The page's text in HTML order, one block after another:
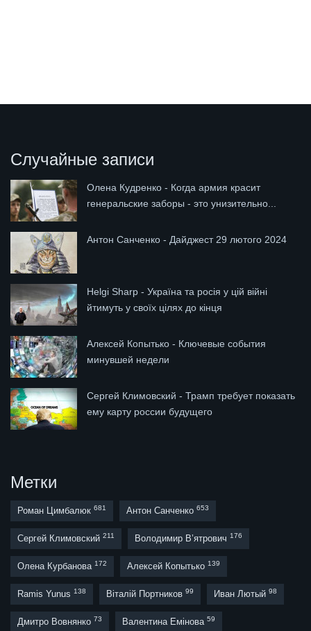
Случайные записи
Олена Кудренко - Когда армия красит
генеральские заборы - это унизительно...
Антон Санченко - Дайджест 29 лютого 2024
Helgi Sharp - Україна та росія у цій війні
йтимуть у своїх цілях до кінця
Алексей Копытько - Ключевые события
минувшей недели
Сергей Климовский - Трамп требует показать
ему карту россии будущего
Метки
Роман Цимбалюк 681 Антон Санченко 653
Сергей Климовский 211 Володимир В’ятрович 176
Олена Курбанова 172 Алексей Копытько 139
Ramis Yunus 138 Віталій Портников 99 Иван Лютый 98
Дмитро Вовнянко 73 Валентина Емінова 59